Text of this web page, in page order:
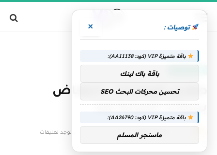
طقس الإمارات.. انخفاض
بدرجات الحرارة غدا
فريق التحرير 19 يونيو، 2025 لا توجد تعليقات
2 دقائق
توصيات : ×
باقة متميزة VIP (كود: AA11138):
باقة باك لينك
تحسين محركات البحث SEO
باقة متميزة VIP (كود: AA26790):
ماسنجر المسلم